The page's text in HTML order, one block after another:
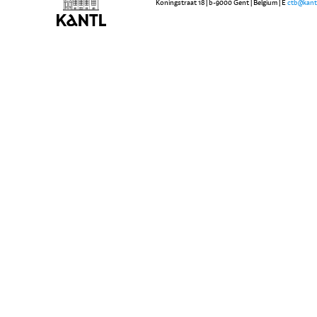
Koningstraat 18 | b-9000 Gent | Belgium | E